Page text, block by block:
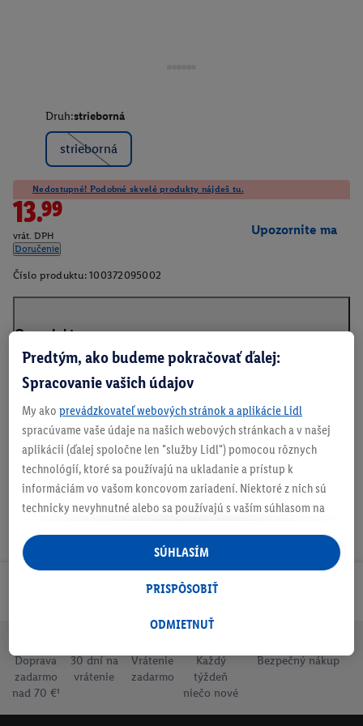
Druh:strieborná
strieborná
Nedostupné! Podobné skvelé produkty nájdeš tu.
13.99
vrát. DPH
Doručenie
Upozornite ma
Číslo produktu: 100372095002
O produkte
Na stiahnutie
Odoberaj Newsletter!
Doprava
zadarmo
nad 70 €¹
30 dní na
vrátenie
Vrátenie
zadarmo
Každý
týždeň
niečo nové
Bezpečný nákup
Predtým, ako budeme pokračovať ďalej:
Spracovanie vašich údajov
My ako prevádzkovateľ webových stránok a aplikácie Lidl
spracúvame vaše údaje na našich webových stránkach a v našej
aplikácii (ďalej spoločne len "služby Lidl") pomocou rôznych
technológií, ktoré sa používajú na ukladanie a prístup k
informáciám vo vašom koncovom zariadení. Niektoré z nich sú
technicky nevyhnutné alebo sa používajú s vaším súhlasom na
personalizovanú reklamu v rámci služieb Lidl aj mimo nich. Ak
ste účastníkom programu Lidl Plus, na tieto účely sa spracúvajú
aj údaje z vášho nákupného správania v obchode.
následne si vytvoríte účet Lidl Plus alebo sa prihlásite do svojho
tiež vytvoriť špeciálny online identifikátor z e-mailovej adresy,
ktorú tam uvediete, aby sme vás mohli rozpoznať v službách
prevádzkovaných tretími stranami a zobrazovať vám
ODMIETNUŤ
PRISPÔSOBIŤ
SÚHLASÍM